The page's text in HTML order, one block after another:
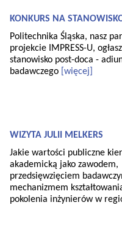
KONKURS NA
Politechnika Śląska, nasz
projekcie IMPRESS-U,
stanowisko post-doca -
badawczego [więcej]
WIZYTA JULII MELKERS
Jakie wartości publiczne
akademicką jako zawodem,
przedsięwzięciem
mechanizmem
pokolenia inżynierów w